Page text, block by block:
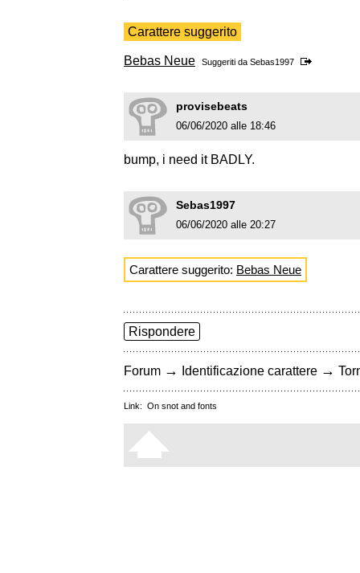
Carattere suggerito
Bebas Neue Suggeriti da Sebas1997
provisebeats
06/06/2020 alle 18:46
bump, i need it BADLY.
Sebas1997
06/06/2020 alle 20:27
Carattere suggerito: Bebas Neue
Rispondere
Forum → Identificazione carattere →
Link: On snot and fonts